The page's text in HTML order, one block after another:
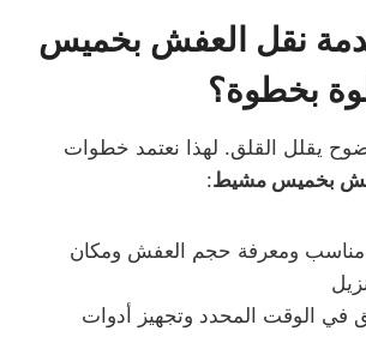
نقل العفش بخميس
بخطوة؟
يقلل القلق. لهذا نعتمد خطوات
بخميس مشيط:
مناسب ومعرفة حجم العفش ومكان
في الوقت المحدد وتجهيز أدوات